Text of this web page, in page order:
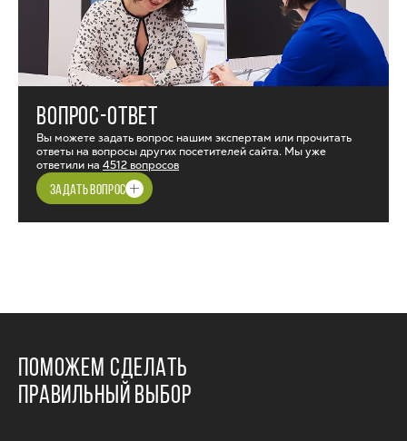
ВОПРОС-ОТВЕТ
Вы можете задать вопрос нашим экспертам или прочитать
ответы на вопросы других посетителей сайта. Мы уже
ответили на 4512 вопросов
ЗАДАТЬ ВОПРОС
ПОМОЖЕМ СДЕЛАТЬ
ПРАВИЛЬНЫЙ ВЫБОР